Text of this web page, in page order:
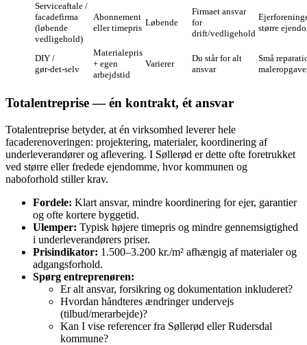
Serviceaftale /
facadefirma
(løbende
vedligehold)
Abonnement
eller timepris
Løbende
Firmaet ansvar
for
drift/vedligehold
større
DIY /
gør‑det‑selv
Materialepris
+ egen
arbejdstid
Varierer
Du står for alt
ansvar
Små
Totalentreprise — én kontrakt, ét ansvar
Totalentreprise betyder, at én virksomhed leverer hele
facaderenoveringen: projektering, materialer, koordinering af
underleverandører og aflevering. I Søllerød er dette ofte foretrukket
ved større eller fredede ejendomme, hvor kommunen og
naboforhold stiller krav.
Fordele: Klart ansvar, mindre koordinering for ejer, garantier
og ofte kortere byggetid.
Ulemper: Typisk højere timepris og mindre gennemsigtighed
i underleverandørers priser.
Prisindikator: 1.500–3.200 kr./m² afhængig af materialer og
adgangsforhold.
Spørg entreprenøren:
Er alt ansvar, forsikring og dokumentation inkluderet?
Hvordan håndteres ændringer undervejs
(tilbud/merarbejde)?
Kan I vise referencer fra Søllerød eller Rudersdal
kommune?